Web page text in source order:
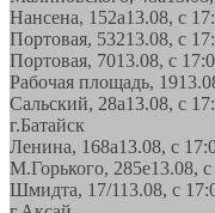
Нансена, 152а13.08, с
Портовая, 53213.08, с
Портовая, 7013.08, с
Рабочая площадь, 19
Сальский, 28a13.08, с
г.Батайск
Ленина, 168а13.08, с
М.Горького, 285е13.08,
Шмидта, 17/113.08, с